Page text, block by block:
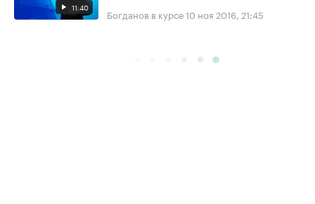
11:40 Богданов в курсе10 ноя 2016, 21:45